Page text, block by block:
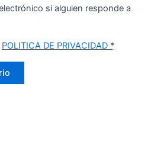
si alguien responde a
POLITICA DE PRIVACIDAD *